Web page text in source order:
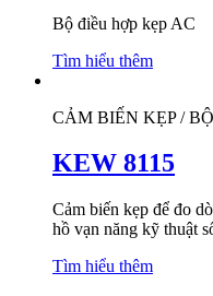
Bộ điều hợp kẹp AC
Tìm hiểu thêm
CẢM BIẾN KẸP /
KEW 8115
Cảm biến kẹp để đo
hồ vạn năng kỹ thuật
Tìm hiểu thêm